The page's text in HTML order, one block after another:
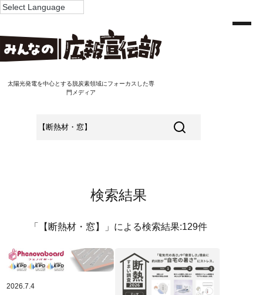
太陽光発電を中心とする脱炭素領域にフォーカスした専
門メディア
検索結果
「【断熱材・窓】」による検索結果:129件
2026.7.4